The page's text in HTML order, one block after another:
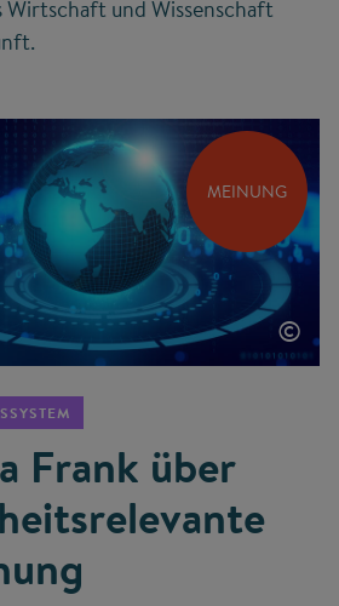
Wirtschaft und Wissenschaft
MEINUNG
©
Frank über